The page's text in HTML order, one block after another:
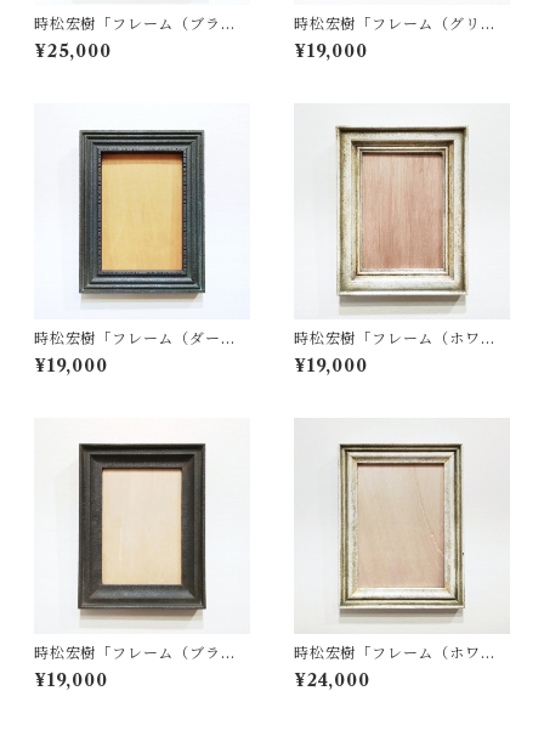
時松宏樹「フレーム（ブラッ
ク祭壇・A5サイズ）」
¥25,000
時松宏樹「フレーム（グリー
ン・A5サイズ）」
¥19,000
時松宏樹「フレーム（ダーク
グレー・A5サイズ）」
¥19,000
時松宏樹「フレーム（ホワイ
ト・A5サイズ）」
¥19,000
時松宏樹「フレーム（ブラッ
ク・A5サイズ）」
¥19,000
時松宏樹「フレーム（ホワイ
ト・A4サイズ）」
¥24,000